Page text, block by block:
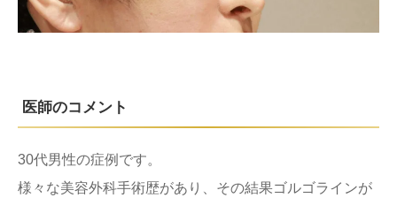
医師のコメント
30代男性の症例です。
様々な美容外科手術歴があり、その結果ゴルゴラインが